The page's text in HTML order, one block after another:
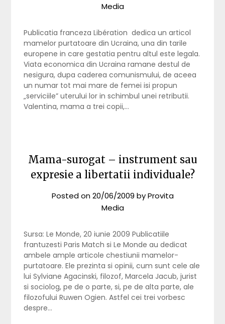
Media
Publicatia franceza Libération dedica un articol
mamelor purtatoare din Ucraina, una din tarile
europene in care gestatia pentru altul este legala.
Viata economica din Ucraina ramane destul de
nesigura, dupa caderea comunismului, de aceea
un numar tot mai mare de femei isi propun
„serviciile” uterului lor in schimbul unei retributii.
Valentina, mama a trei copii,…
Mama-surogat – instrument sau
expresie a libertatii individuale?
Posted on20/06/2009 byProvita
Media
Sursa: Le Monde, 20 iunie 2009 Publicatiile
frantuzesti Paris Match si Le Monde au dedicat
ambele ample articole chestiunii mamelor-
purtatoare. Ele prezinta si opinii, cum sunt cele ale
lui Sylviane Agacinski, filozof, Marcela Jacub, jurist
si sociolog, pe de o parte, si, pe de alta parte, ale
filozofului Ruwen Ogien. Astfel cei trei vorbesc
despre…